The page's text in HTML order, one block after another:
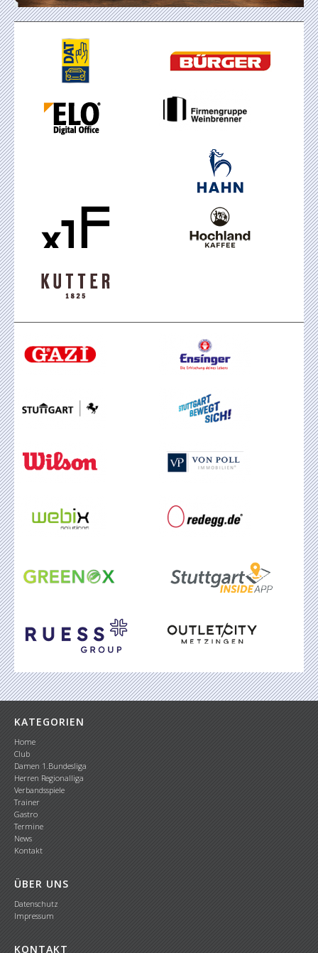
KATEGORIEN
Home
Club
Damen 1.Bundesliga
Herren Regionalliga
Verbandsspiele
Trainer
Gastro
Termine
News
Kontakt
ÜBER UNS
Datenschutz
Impressum
KONTAKT